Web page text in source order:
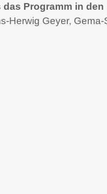
Programm in
Herwig Geyer,